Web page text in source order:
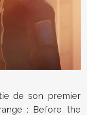
de son premier
: Before the